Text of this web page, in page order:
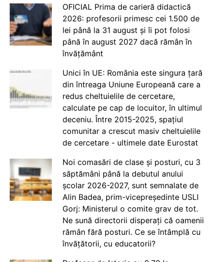
OFICIAL Prima de carieră didactică
2026: profesorii primesc cei 1.500 de
lei până la 31 august și îi pot folosi
până în august 2027 dacă rămân în
învățământ
Unici în UE: România este singura țară
din întreaga Uniune Europeană care a
redus cheltuielile de cercetare,
calculate pe cap de locuitor, în ultimul
deceniu. Între 2015-2025, spațiul
comunitar a crescut masiv cheltuielile
de cercetare - ultimele date Eurostat
Noi comasări de clase și posturi, cu 3
săptămâni până la debutul anului
școlar 2026-2027, sunt semnalate de
Alin Badea, prim-vicepreședinte USLI
Gorj: Ministerul o comite grav de tot.
Ne sună directorii disperați că oamenii
rămân fără posturi. Ce se întâmplă cu
învățătorii, cu educatorii?